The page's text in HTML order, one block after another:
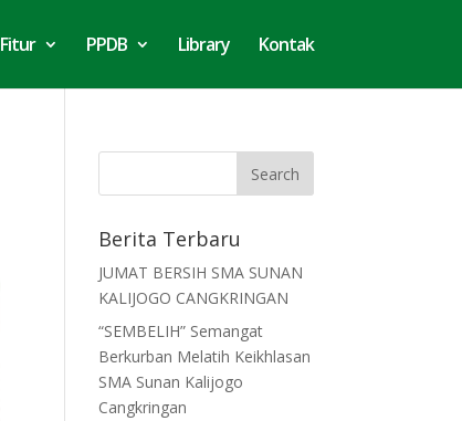
Fitur PPDB Library Kontak
Berita Terbaru
JUMAT BERSIH SMA SUNAN
KALIJOGO CANGKRINGAN
“SEMBELIH” Semangat
Berkurban Melatih Keikhlasan
SMA Sunan Kalijogo
Cangkringan